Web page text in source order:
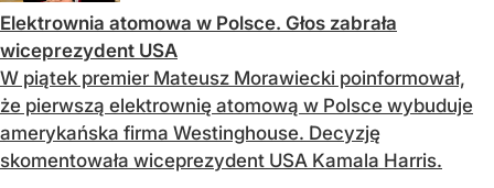
Elektrownia atomowa w Polsce. Głos zabrała
wiceprezydent USA
W piątek premier Mateusz Morawiecki poinformował,
że pierwszą elektrownię atomową w Polsce wybuduje
amerykańska firma Westinghouse. Decyzję
skomentowała wiceprezydent USA Kamala Harris.